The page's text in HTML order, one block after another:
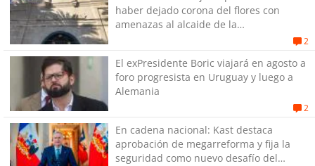
haber dejado corona del flores con
amenazas al alcaide de la
2
El exPresidente Boric viajará en agosto a
foro progresista en Uruguay y luego a
Alemania
2
En cadena nacional: Kast destaca
aprobación de megarreforma y fija la
seguridad como nuevo desafío del